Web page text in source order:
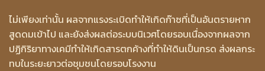
ไม่เพียงเท่านั้น ผลจากแรงระเบิดทำให้เกิดก๊าซที่เป็นอันตรายหาก
สูดดมเข้าไป และยังส่งผลต่อระบบนิเวศโดยรอบเนื่องจากผลจาก
ปฏิกิริยาทางเคมีทำให้เกิดสารตกค้างที่ทำให้ดินเป็นกรด ส่งผลกระ
ทบในระยะยาวต่อชุมชนโดยรอบโรงงาน